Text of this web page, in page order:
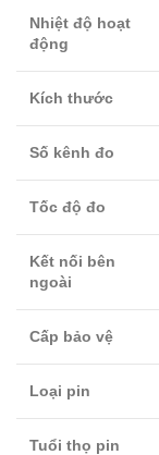
Nhiệt độ hoạt
động
Kích thước
Số kênh đo
Tốc độ đo
Kết nối bên
ngoài
Cấp bảo vệ
Loại pin
Tuổi thọ pin